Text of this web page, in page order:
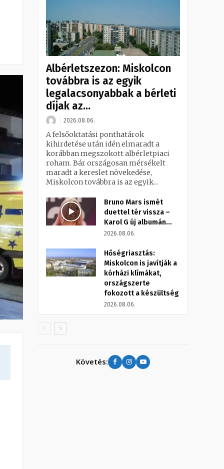
Albérletszezon: Miskolcon
továbbra is az egyik
legalacsonyabbak a bérleti
díjak az...
2026.08.06.
A felsőoktatási ponthatárok
kihirdetése után idén elmaradt a
korábban megszokott albérletpiaci
roham. Bár országosan mérsékelt
maradt a kereslet növekedése,
Miskolcon továbbra is az egyik...
Bruno Mars ismét
duettel tér vissza –
Karol G új albumán...
2026.08.06.
Hőségriasztás:
Miskolcon is javítják a
kórházi klímákat,
országszerte
fokozott a készültség
2026.08.06.
Követés: